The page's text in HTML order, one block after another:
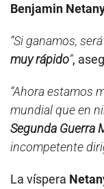
Benjamin
“Si ganamos,
muy rápido”,
“Ahora estamos
mundial que en
Segunda Guerra
incompetente
La víspera